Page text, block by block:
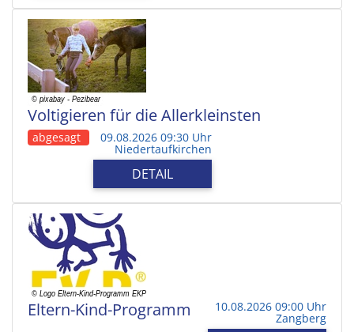
Voltigieren für die Allerkleinsten
abgesagt 09.08.2026 09:30 Uhr
Niedertaufkirchen
DETAIL
Eltern-Kind-Programm 10.08.2026 09:00 Uhr
Zangberg